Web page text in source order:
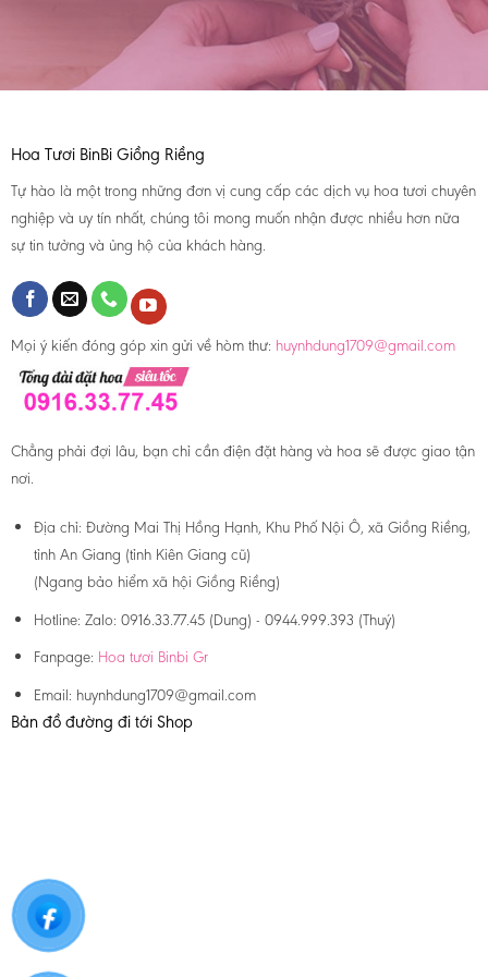
Hoa Tươi BinBi Giồng Riềng
Tự hào là một trong những đơn vị cung cấp các dịch vụ hoa tươi chuyên
nghiệp và uy tín nhất, chúng tôi mong muốn nhận được nhiều hơn nữa
sự tin tưởng và ủng hộ của khách hàng.
Mọi ý kiến đóng góp xin gửi về hòm thư: huynhdung1709@gmail.com
Chẳng phải đợi lâu, bạn chỉ cần điện đặt hàng và hoa sẽ được giao tận
nơi.
Địa chỉ: Đường Mai Thị Hồng Hạnh, Khu Phố Nội Ô, xã Giồng Riềng,
tỉnh An Giang (tỉnh Kiên Giang cũ)
(Ngang bảo hiểm xã hội Giồng Riềng)
Hotline: Zalo: 0916.33.77.45 (Dung) - 0944.999.393 (Thuý)
Fanpage: Hoa tươi Binbi Gr
Email: huynhdung1709@gmail.com
Bản đồ đường đi tới Shop